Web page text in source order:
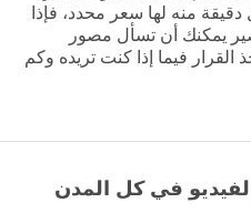
منه لها سعر محدد، فإذا
يمكنك أن تسأل مصور
فيما إذا كنت تريده وكم
في كل المدن